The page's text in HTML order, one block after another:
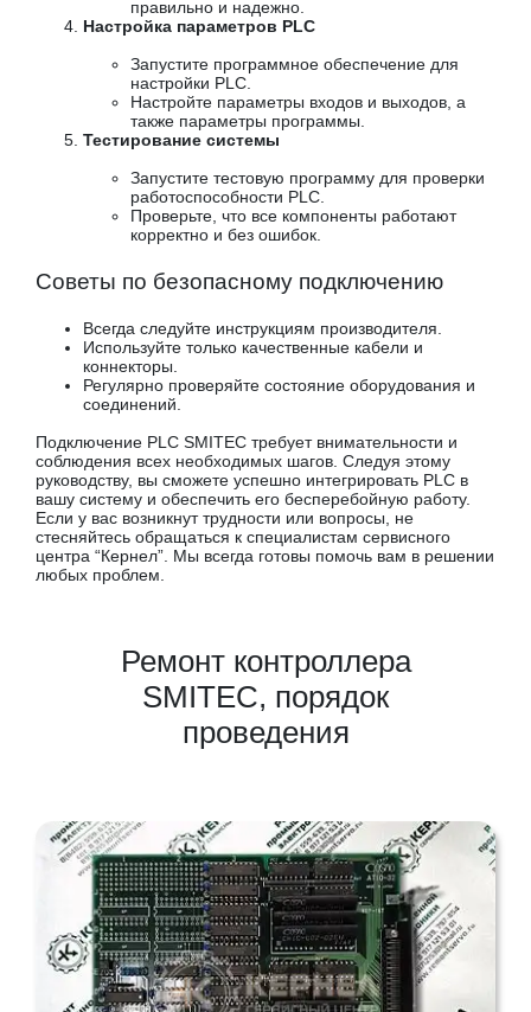
правильно и надежно.
Настройка параметров PLC
Запустите программное обеспечение для
настройки PLC.
Настройте параметры входов и выходов, а
также параметры программы.
Тестирование системы
Запустите тестовую программу для проверки
работоспособности PLC.
Проверьте, что все компоненты работают
корректно и без ошибок.
Советы по безопасному подключению
Всегда следуйте инструкциям производителя.
Используйте только качественные кабели и
коннекторы.
Регулярно проверяйте состояние оборудования и
соединений.
Подключение PLC SMITEC требует внимательности и
соблюдения всех необходимых шагов. Следуя этому
руководству, вы сможете успешно интегрировать PLC в
вашу систему и обеспечить его бесперебойную работу.
Если у вас возникнут трудности или вопросы, не
стесняйтесь обращаться к специалистам сервисного
центра “Кернел”. Мы всегда готовы помочь вам в решении
любых проблем.
Ремонт контроллера
SMITEC, порядок
проведения